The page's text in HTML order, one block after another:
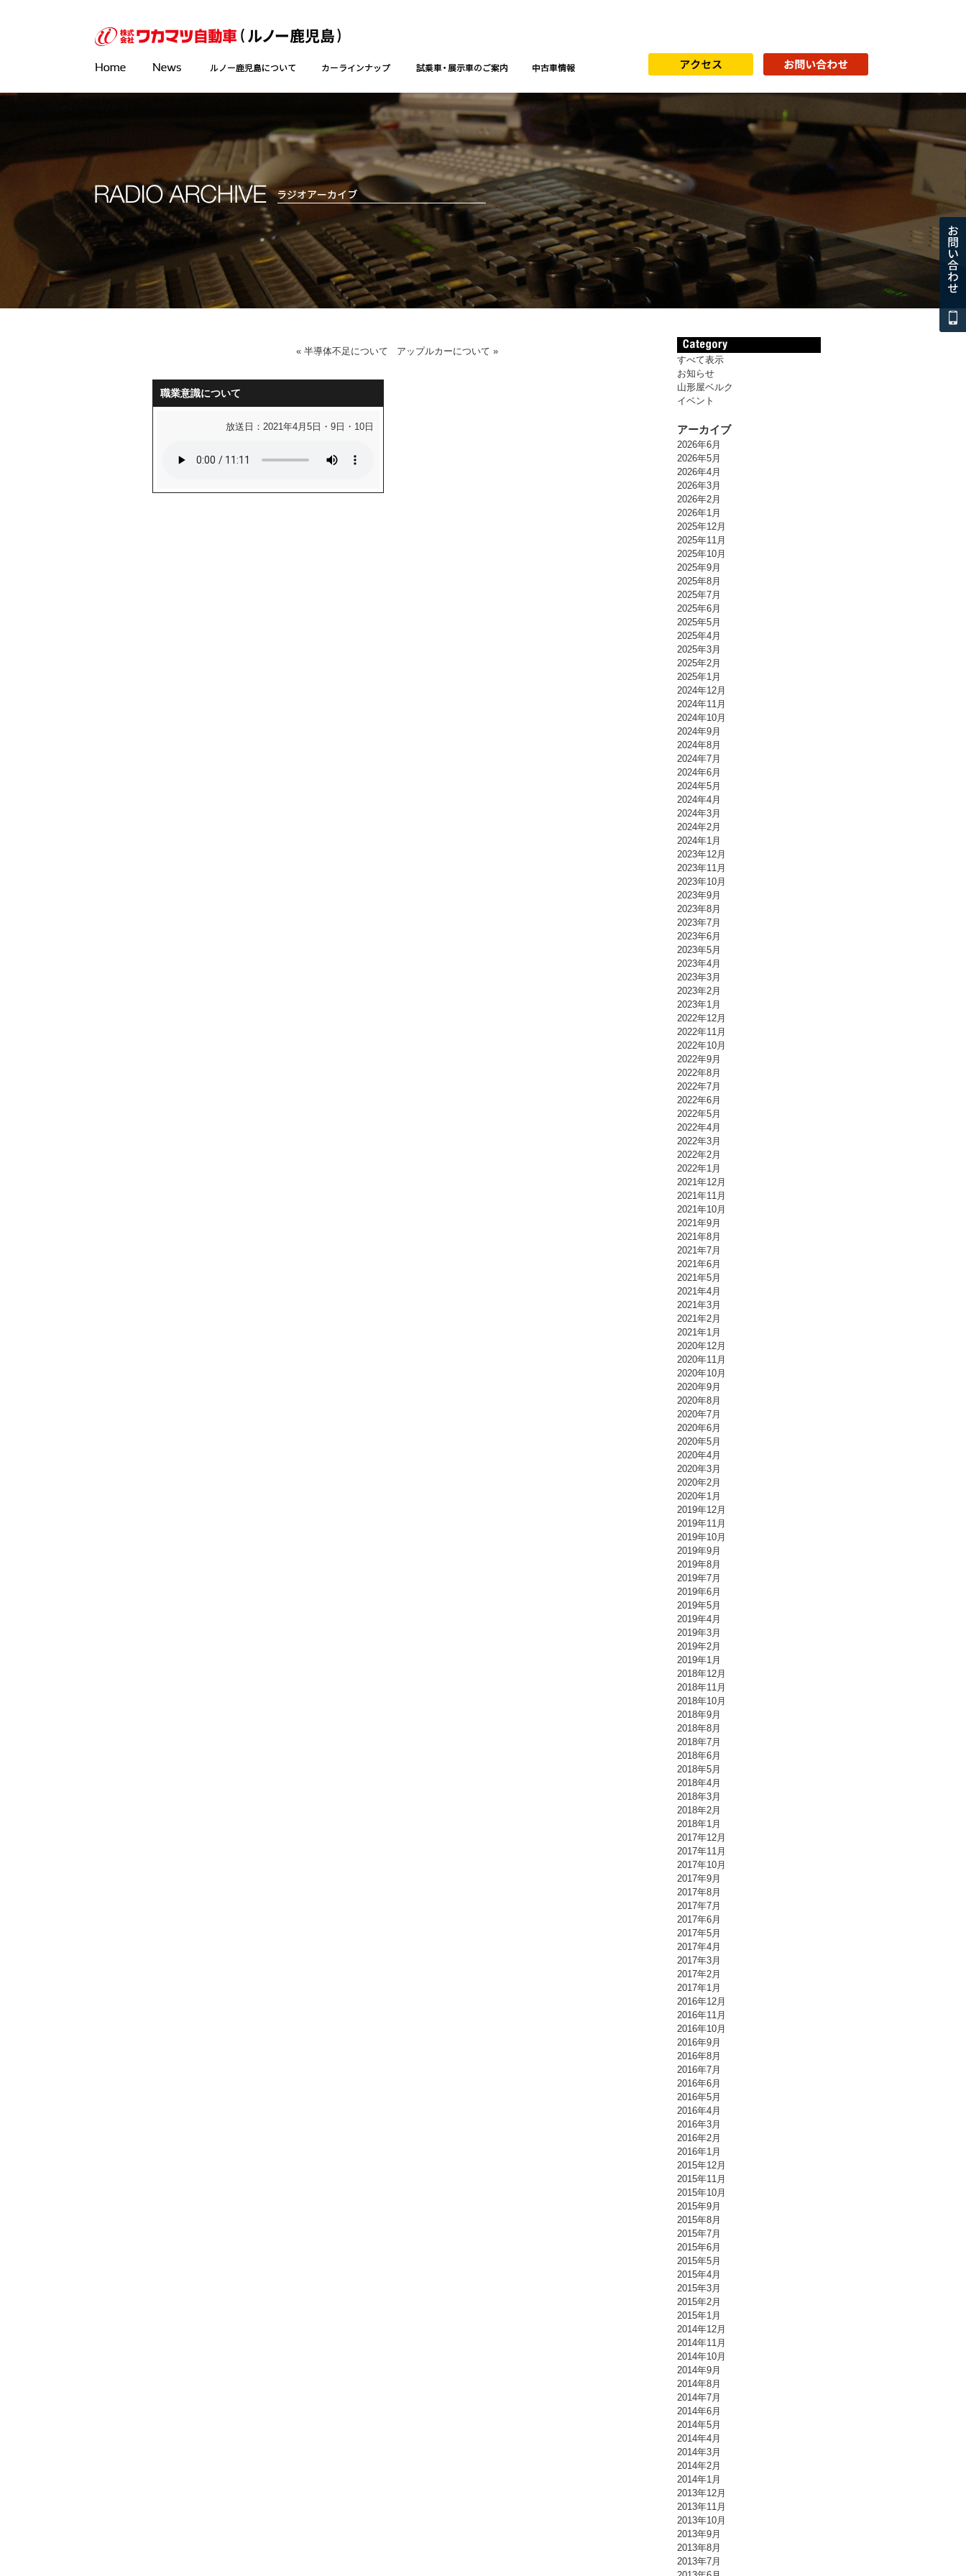
« 半導体不足について アップルカーについて »
職業意識について
放送日：2021年4月5日・9日・10日
すべて表示
お知らせ
山形屋ベルク
イベント
アーカイブ
2026年6月
2026年5月
2026年4月
2026年3月
2026年2月
2026年1月
2025年12月
2025年11月
2025年10月
2025年9月
2025年8月
2025年7月
2025年6月
2025年5月
2025年4月
2025年3月
2025年2月
2025年1月
2024年12月
2024年11月
2024年10月
2024年9月
2024年8月
2024年7月
2024年6月
2024年5月
2024年4月
2024年3月
2024年2月
2024年1月
2023年12月
2023年11月
2023年10月
2023年9月
2023年8月
2023年7月
2023年6月
2023年5月
2023年4月
2023年3月
2023年2月
2023年1月
2022年12月
2022年11月
2022年10月
2022年9月
2022年8月
2022年7月
2022年6月
2022年5月
2022年4月
2022年3月
2022年2月
2022年1月
2021年12月
2021年11月
2021年10月
2021年9月
2021年8月
2021年7月
2021年6月
2021年5月
2021年4月
2021年3月
2021年2月
2021年1月
2020年12月
2020年11月
2020年10月
2020年9月
2020年8月
2020年7月
2020年6月
2020年5月
2020年4月
2020年3月
2020年2月
2020年1月
2019年12月
2019年11月
2019年10月
2019年9月
2019年8月
2019年7月
2019年6月
2019年5月
2019年4月
2019年3月
2019年2月
2019年1月
2018年12月
2018年11月
2018年10月
2018年9月
2018年8月
2018年7月
2018年6月
2018年5月
2018年4月
2018年3月
2018年2月
2018年1月
2017年12月
2017年11月
2017年10月
2017年9月
2017年8月
2017年7月
2017年6月
2017年5月
2017年4月
2017年3月
2017年2月
2017年1月
2016年12月
2016年11月
2016年10月
2016年9月
2016年8月
2016年7月
2016年6月
2016年5月
2016年4月
2016年3月
2016年2月
2016年1月
2015年12月
2015年11月
2015年10月
2015年9月
2015年8月
2015年7月
2015年6月
2015年5月
2015年4月
2015年3月
2015年2月
2015年1月
2014年12月
2014年11月
2014年10月
2014年9月
2014年8月
2014年7月
2014年6月
2014年5月
2014年4月
2014年3月
2014年2月
2014年1月
2013年12月
2013年11月
2013年10月
2013年9月
2013年8月
2013年7月